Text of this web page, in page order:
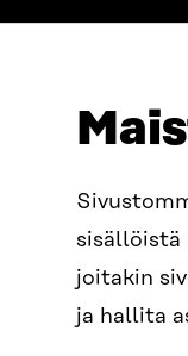
sisällöistä
joitakin
ja hallita
00181
Y-TUNNUS